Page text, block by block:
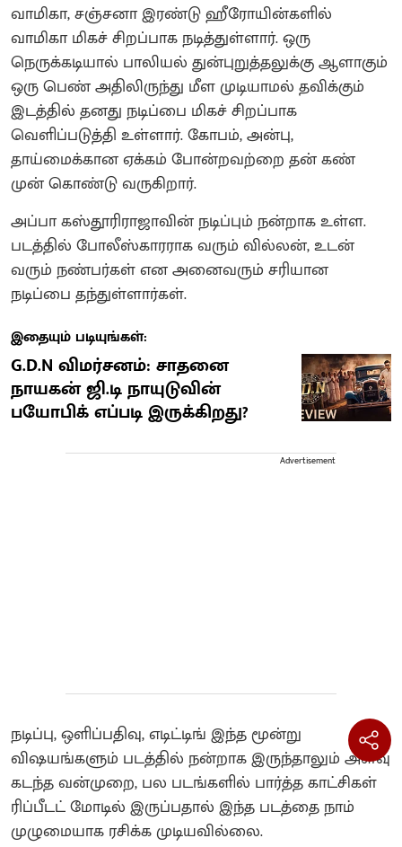
வாமிகா, சஞ்சனா இரண்டு ஹீரோயின்களில்
வாமிகா மிகச் சிறப்பாக நடித்துள்ளார். ஒரு
நெருக்கடியால் பாலியல் துன்புறுத்தலுக்கு ஆளாகும்
ஒரு பெண் அதிலிருந்து மீள முடியாமல் தவிக்கும்
இடத்தில் தனது நடிப்பை மிகச் சிறப்பாக
வெளிப்படுத்தி உள்ளார். கோபம், அன்பு,
தாய்மைக்கான ஏக்கம் போன்றவற்றை தன் கண்
முன் கொண்டு வருகிறார்.
அப்பா கஸ்தூரிராஜாவின் நடிப்பும் நன்றாக உள்ள.
படத்தில் போலீஸ்காரராக வரும் வில்லன், உடன்
வரும் நண்பர்கள் என அனைவரும் சரியான
நடிப்பை தந்துள்ளார்கள்.
இதையும் படியுங்கள்:
G.D.N விமர்சனம்: சாதனை
நாயகன் ஜி.டி நாயுடுவின்
பயோபிக் எப்படி இருக்கிறது?
Advertisement
நடிப்பு, ஒளிப்பதிவு, எடிட்டிங் இந்த மூன்று
விஷயங்களும் படத்தில் நன்றாக இருந்தாலும் அளவு
கடந்த வன்முறை, பல படங்களில் பார்த்த காட்சிகள்
ரிப்பீடட் மோடில் இருப்பதால் இந்த படத்தை நாம்
முழுமையாக ரசிக்க முடியவில்லை.